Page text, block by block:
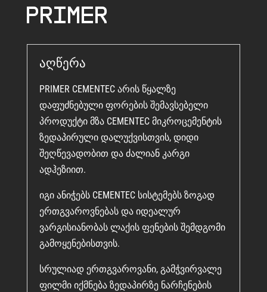
Primer
აღწერა
PRIMER CEMENTEC არის წყალზე
დაფუძნებული ფორების შემავსებელი
პროდუქტი მზა CEMENTEC მიკროცემენტის
ზედაპირული დალუქვისთვის, დიდი
შეღწევადობით და ძალიან კარგი
ადჰეზიით.
იგი ანიჭებს CEMENTEC სისტემებს ზოგად
ერთგვაროვნებას და იდეალურ
ვარგისიანობას ლაქის ფენების შემდგომი
გამოყენებისთვის.
სრულიად ერთგვაროვანი, გამჭვირვალე
ფილმი იქმნება ზედაპირზე ნარჩენების